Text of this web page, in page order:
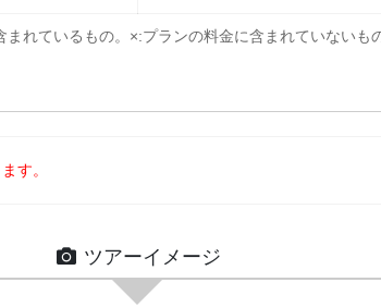
れているもの。 ×:プランの料金に含まれていないも
す。
ツアーイメージ